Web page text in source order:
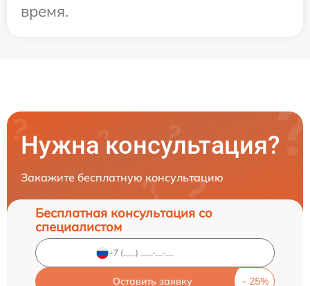
время.
Нужна консультация?
Закажите бесплатную консультацию
Бесплатная консультация со
специалистом
Оставить заявку